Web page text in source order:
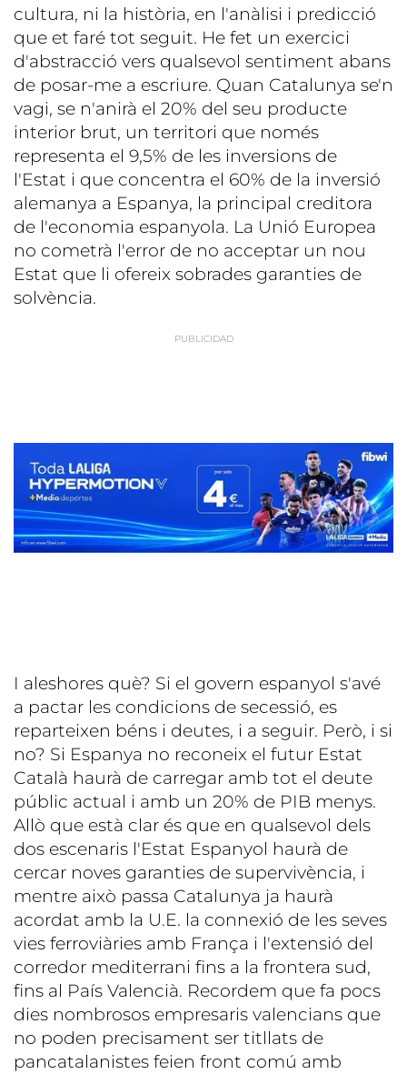
cultura, ni la història, en l'anàlisi i predicció
que et faré tot seguit. He fet un exercici
d'abstracció vers qualsevol sentiment abans
de posar-me a escriure. Quan Catalunya se'n
vagi, se n'anirà el 20% del seu producte
interior brut, un territori que només
representa el 9,5% de les inversions de
l'Estat i que concentra el 60% de la inversió
alemanya a Espanya, la principal creditora
de l'economia espanyola. La Unió Europea
no cometrà l'error de no acceptar un nou
Estat que li ofereix sobrades garanties de
solvència.
I aleshores què? Si el govern espanyol s'avé
a pactar les condicions de secessió, es
reparteixen béns i deutes, i a seguir. Però, i si
no? Si Espanya no reconeix el futur Estat
Català haurà de carregar amb tot el deute
públic actual i amb un 20% de PIB menys.
Allò que està clar és que en qualsevol dels
dos escenaris l'Estat Espanyol haurà de
cercar noves garanties de supervivència, i
mentre això passa Catalunya ja haurà
acordat amb la U.E. la connexió de les seves
vies ferroviàries amb França i l'extensió del
corredor mediterrani fins a la frontera sud,
fins al País Valencià. Recordem que fa pocs
dies nombrosos empresaris valencians que
no poden precisament ser titllats de
pancatalanistes feien front comú amb